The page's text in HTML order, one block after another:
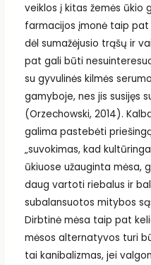
veiklos į kitas žemės ūkio
farmacijos įmonė taip
dėl sumažėjusio trąšų ir
pat gali būti
su gyvulinės kilmės
gamyboje, nes jis susijęs
(Orzechowski, 2014).
galima pastebėti
„suvokimas, kad
ūkiuose užauginta mėsa,
daug vartoti riebalus ir
subalansuotos mitybos
Dirbtinė mėsa taip pat
mėsos alternatyvos turi
tai kanibalizmas, jei